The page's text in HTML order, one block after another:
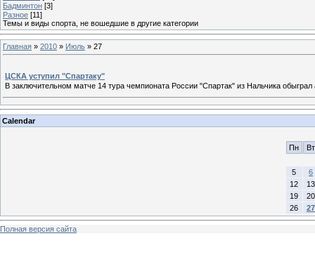
Бадминтон [3]
Разное [11]
Темы и виды спорта, не вошедшие в другие категории
Главная » 2010 » Июль » 27
ЦСКА уступил "Спартаку"
В заключительном матче 14 тура чемпионата России "Спартак" из Нальчика
Calendar
Пн Вт
5
6
12
13
19
20
26
27
Полная версия сайта